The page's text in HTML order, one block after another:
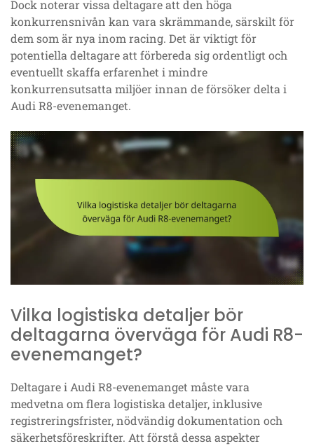
Dock noterar vissa deltagare att den höga
konkurrensnivån kan vara skrämmande, särskilt för
dem som är nya inom racing. Det är viktigt för
potentiella deltagare att förbereda sig ordentligt och
eventuellt skaffa erfarenhet i mindre
konkurrensutsatta miljöer innan de försöker delta i
Audi R8-evenemanget.
Vilka logistiska detaljer bör
deltagarna överväga för Audi R8-
evenemanget?
Deltagare i Audi R8-evenemanget måste vara
medvetna om flera logistiska detaljer, inklusive
registreringsfrister, nödvändig dokumentation och
säkerhetsföreskrifter. Att förstå dessa aspekter